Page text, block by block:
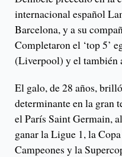
internacional español
Barcelona, y a su
Completaron el ‘top 5’
(Liverpool) y el también
El galo, de 28 años,
determinante en la gran
el París Saint Germain,
ganar la Ligue 1, la
Campeones y la